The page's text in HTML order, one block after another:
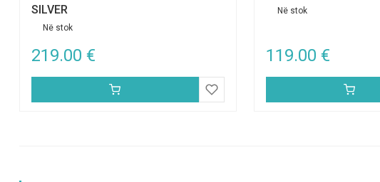
SILVER
Në stok
219.00 €
Në stok
119.00 €